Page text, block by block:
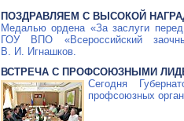
ПОЗДРАВЛЯЕМ С ВЫСОКОЙ
Медалью ордена «За заслуги
ГОУ ВПО «Всероссийский
В. И. Игнашков.
ВСТРЕЧА С ПРОФСОЮЗНЫМИ
Сегодня
профсоюзных